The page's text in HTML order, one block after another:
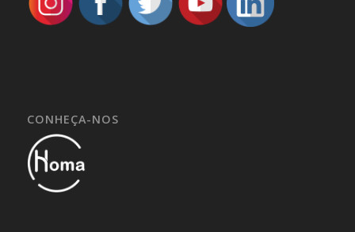
CONHEÇA-NOS